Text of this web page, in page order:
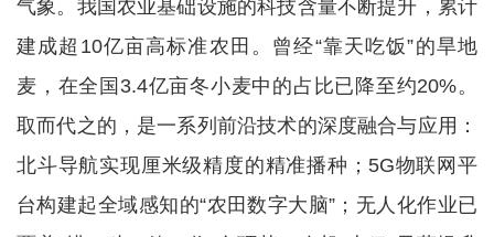
气象。我国农业基础设施的科技含量不断提升，累计
建成超10亿亩高标准农田。曾经“靠天吃饭”的旱地
麦，在全国3.4亿亩冬小麦中的占比已降至约20%。
取而代之的，是一系列前沿技术的深度融合与应用：
北斗导航实现厘米级精度的精准播种；5G物联网平
台构建起全域感知的“农田数字大脑”；无人化作业已